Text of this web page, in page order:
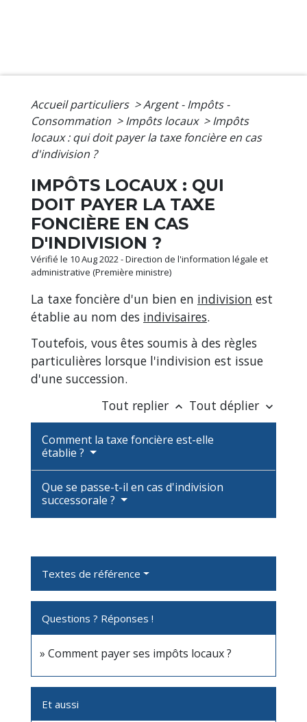
Accueil particuliers >Argent - Impôts -
Consommation > Impôts locaux > Impôts
locaux : qui doit payer la taxe foncière en cas
d'indivision ?
IMPÔTS LOCAUX : QUI
DOIT PAYER LA TAXE
FONCIÈRE EN CAS
D'INDIVISION ?
Vérifié le 10 Aug 2022 - Direction de l'information légale et
administrative (Première ministre)
La taxe foncière d'un bien en indivision est
établie au nom des indivisaires.
Toutefois, vous êtes soumis à des règles
particulières lorsque l'indivision est issue
d'une succession.
Tout replier keyboard_arrow_up Tout déplier keyboard_arrow_down
Comment la taxe foncière est-elle
établie ?
Que se passe-t-il en cas d'indivision
successorale ?
Textes de référence
Questions ? Réponses !
Comment payer ses impôts locaux ?
Et aussi